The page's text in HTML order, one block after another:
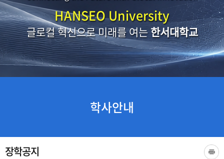
HANSEO University
글로컬 혁신으로 미래를 여는한서대학교
학사안내
장학공지